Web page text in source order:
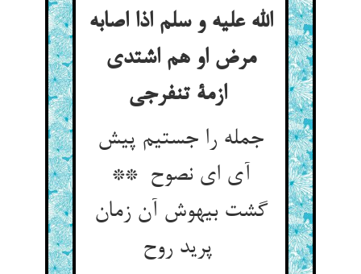
الله علیه و سلم اذا اصابه
مرض او هم اشتدی
ازمة تنفرجی
جمله را جستیم پیش
آی ای نصوح **
گشت بیهوش آن زمان